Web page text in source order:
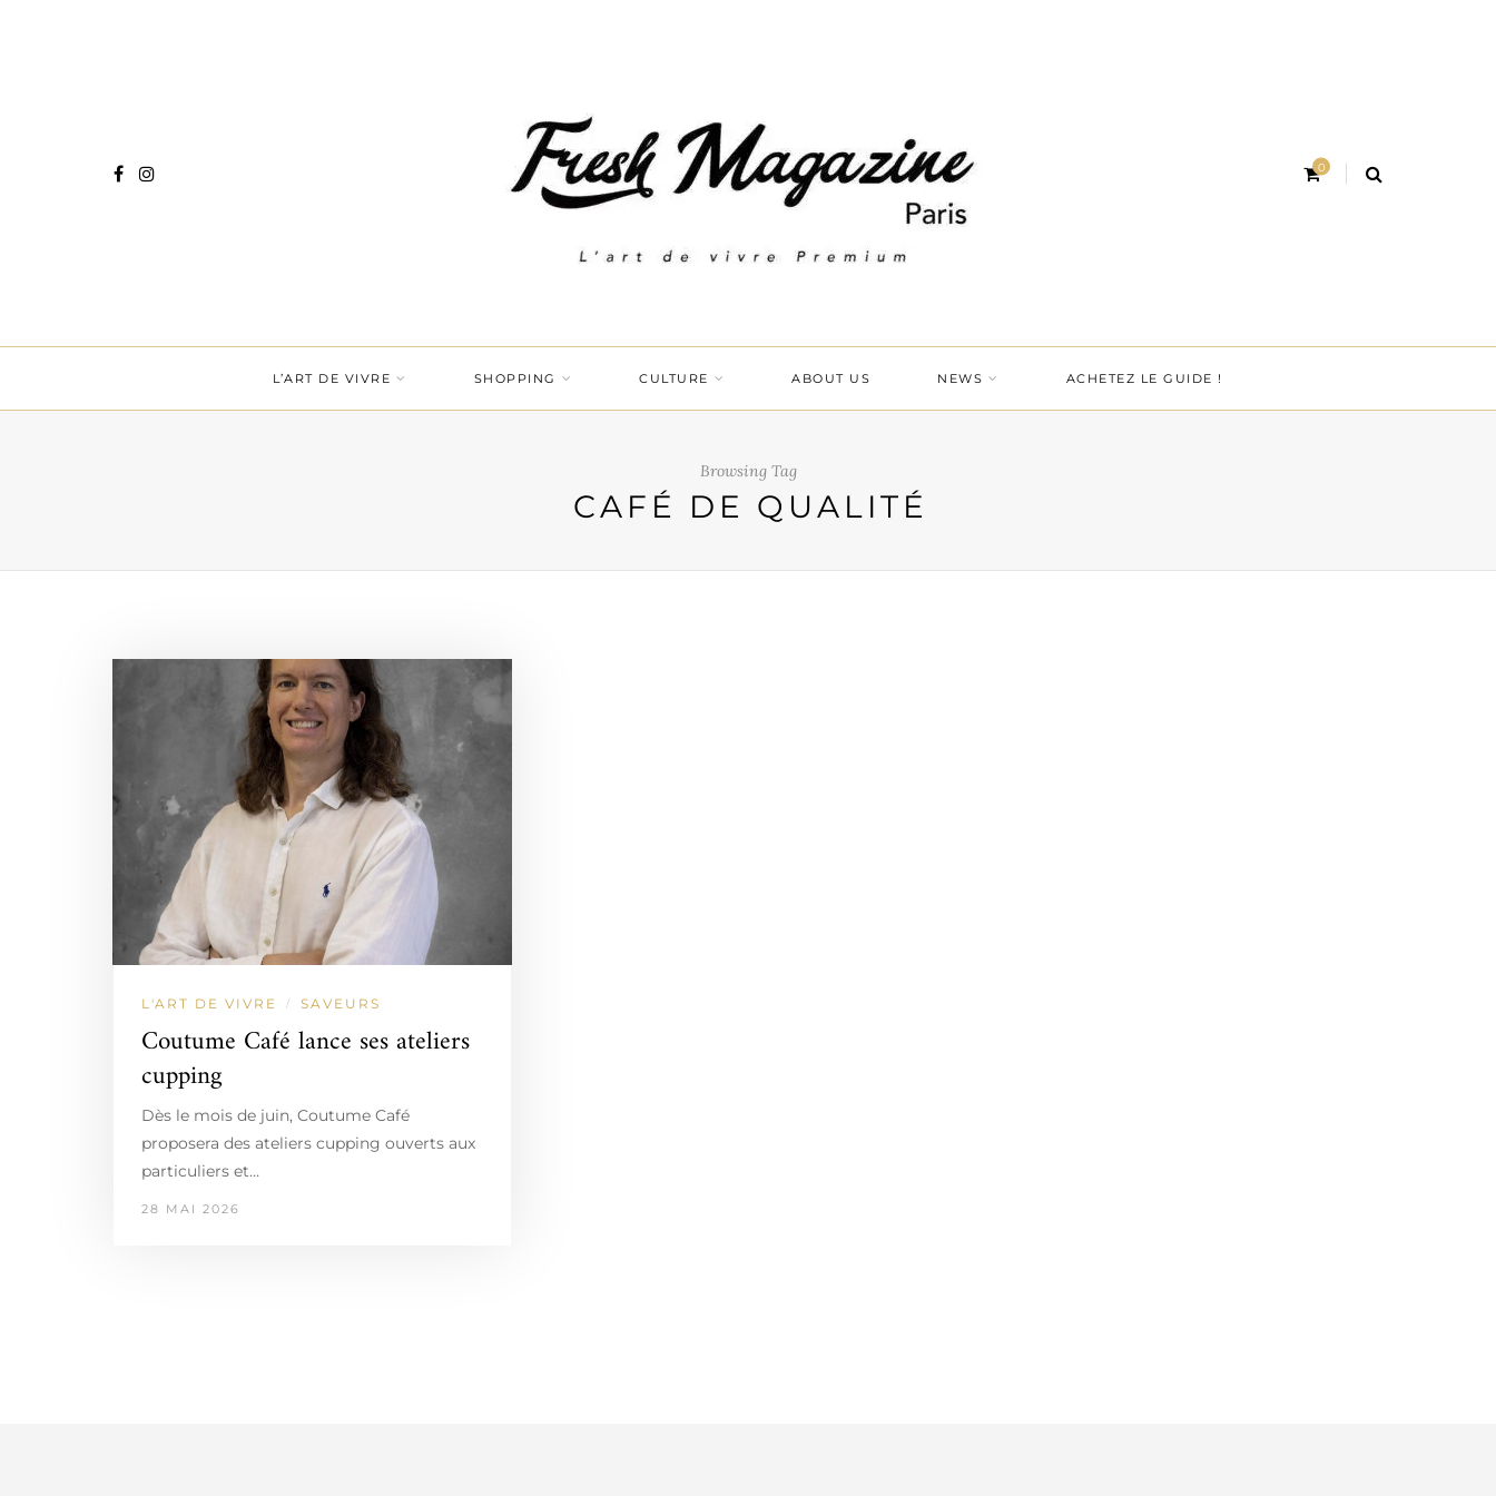
0
L’ART DE VIVRE SHOPPING CULTURE ABOUT US NEWS ACHETEZ LE GUIDE !
Browsing Tag
CAFÉ DE QUALITÉ
L'ART DE VIVRE / SAVEURS
Coutume Café lance ses ateliers
cupping
Dès le mois de juin, Coutume Café
proposera des ateliers cupping ouverts aux
particuliers et…
28 MAI 2026